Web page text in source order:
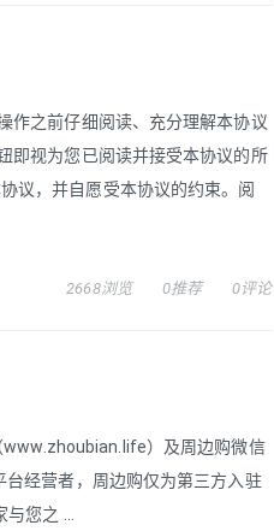
作之前仔细阅读、充分理解本协议
即视为您已阅读并接受本协议的所
议，并自愿受本协议的约束。阅
2668浏览 0推荐 0评论
www.zhoubian.life）及周边购微信
经营者，周边购仅为第三方入驻
您之 ...